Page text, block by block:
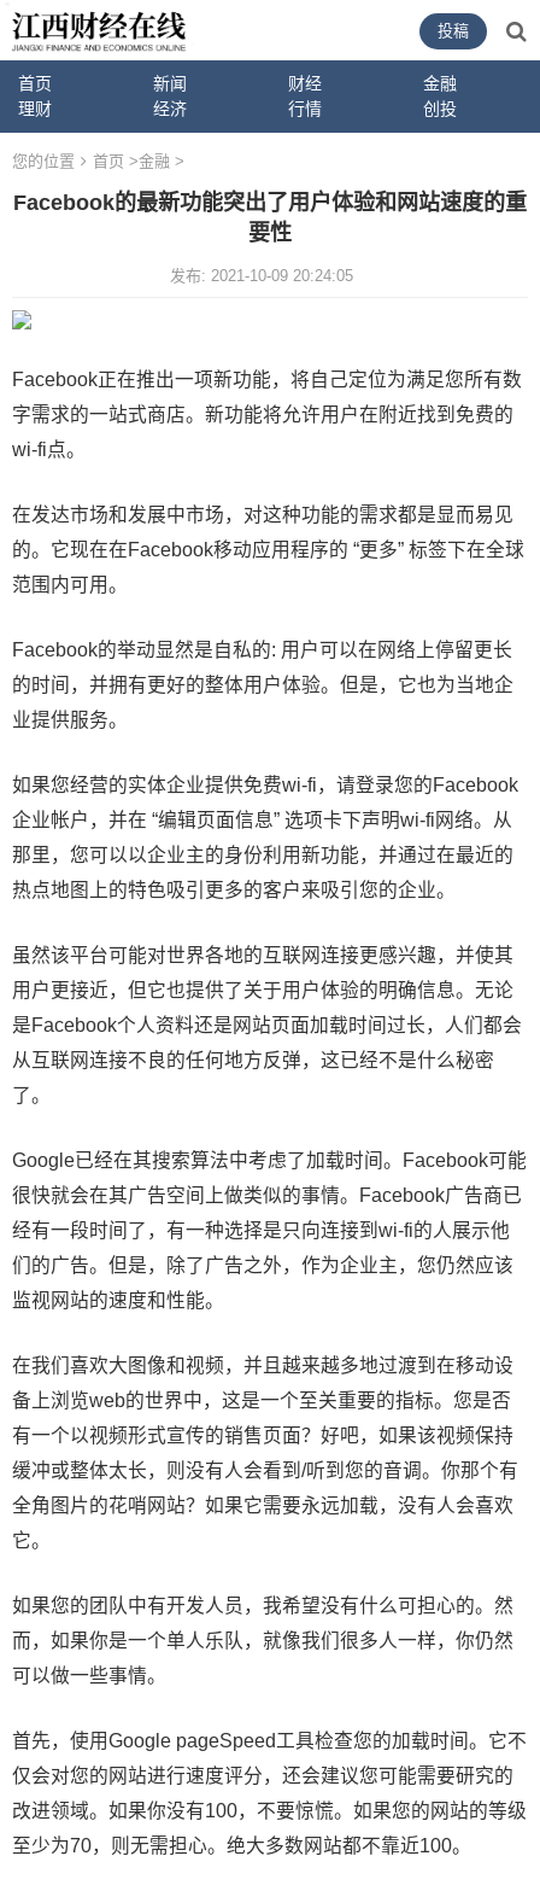
首页 新闻 财经
金融
理财
经济 行情 创投
投稿
您的位置 首页 >金融 >
Facebook的最新功能突出了用户体验和网站速度的重
要性
发布: 2021-10-09 20:24:05
Facebook正在推出一项新功能，将自己定位为满足您所有数
字需求的一站式商店。新功能将允许用户在附近找到免费的
wi-fi点。
在发达市场和发展中市场，对这种功能的需求都是显而易见
的。它现在在Facebook移动应用程序的 “更多” 标签下在全球
范围内可用。
Facebook的举动显然是自私的: 用户可以在网络上停留更长
的时间，并拥有更好的整体用户体验。但是，它也为当地企
业提供服务。
如果您经营的实体企业提供免费wi-fi，请登录您的Facebook
企业帐户，并在 “编辑页面信息” 选项卡下声明wi-fi网络。从
那里，您可以以企业主的身份利用新功能，并通过在最近的
热点地图上的特色吸引更多的客户来吸引您的企业。
虽然该平台可能对世界各地的互联网连接更感兴趣，并使其
用户更接近，但它也提供了关于用户体验的明确信息。无论
是Facebook个人资料还是网站页面加载时间过长，人们都会
从互联网连接不良的任何地方反弹，这已经不是什么秘密
了。
Google已经在其搜索算法中考虑了加载时间。Facebook可能
很快就会在其广告空间上做类似的事情。Facebook广告商已
经有一段时间了，有一种选择是只向连接到wi-fi的人展示他
们的广告。但是，除了广告之外，作为企业主，您仍然应该
监视网站的速度和性能。
在我们喜欢大图像和视频，并且越来越多地过渡到在移动设
备上浏览web的世界中，这是一个至关重要的指标。您是否
有一个以视频形式宣传的销售页面？好吧，如果该视频保持
缓冲或整体太长，则没有人会看到/听到您的音调。你那个有
全角图片的花哨网站？如果它需要永远加载，没有人会喜欢
它。
如果您的团队中有开发人员，我希望没有什么可担心的。然
而，如果你是一个单人乐队，就像我们很多人一样，你仍然
可以做一些事情。
首先，使用Google pageSpeed工具检查您的加载时间。它不
仅会对您的网站进行速度评分，还会建议您可能需要研究的
改进领域。如果你没有100，不要惊慌。如果您的网站的等级
至少为70，则无需担心。绝大多数网站都不靠近100。